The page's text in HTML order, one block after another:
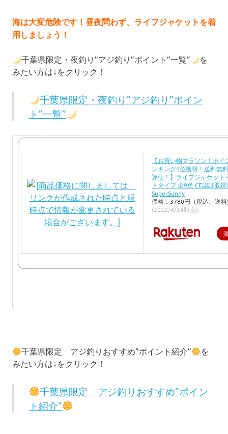
海は大変危険です！昼夜問わず、ライフジャケットを着
用しましょう！
千葉県限定・夜釣り”アジ釣り”ポイント”一覧”
を
みたい方は↓をクリック！
千葉県限定・夜釣り”アジ釣り”ポイン
ト”一覧”
【お買い物マラソン！ポ
ンキング1位獲得！送料無
評価！】ライフジャケット
トタイプ 全9色 CE認証取
SuperSunny
価格：3780円（税込、送
(2022/4/24時点)
千葉県限定 アジ釣りおすすめ”ポイント紹介”
を
みたい方は↓をクリック！
千葉県限定 アジ釣りおすすめ”ポイン
ト紹介”